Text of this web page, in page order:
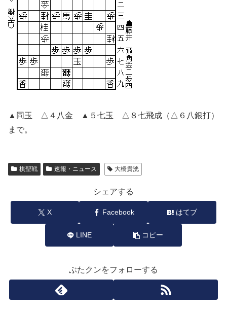
▲同玉 △４八金 ▲５七玉 △８七飛成（△６八銀打）
まで。
棋聖戦 速報・ニュース 大橋貴洸
シェアする
X Facebook はてブ
LINE コピー
ぶたクンをフォローする